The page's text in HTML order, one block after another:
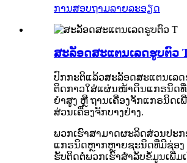
ການສອບຖາມລາຍລະອຽດ
ສະລັອດສະແຕນເລດຮູບຕົວ
ປົກກະຕິແລ້ວສະລັອດສະແຕນເລດ
ຕິດກາວໃສ່ແຜ່ນໜ້າດິນແກຣນິດ
ຍໍາສູງ ຫຼື ຖານເຄື່ອງຈັກແກຣນິດເ
ສ່ວນເຄື່ອງຈັກບາງຢ່າງ.
ພວກເຮົາສາມາດຜະລິດສ່ວນປະ
ແກຣນິດຫຼາກຫຼາຍຊະນິດທີ່ມີຊ່ອງ
ຮັບຕິດຕໍ່ພວກເຮົາສຳລັບຂໍ້ມູນເພີ່ມ